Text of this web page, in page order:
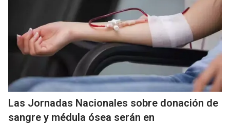
Las Jornadas Nacionales sobre donación de
sangre y médula ósea serán en